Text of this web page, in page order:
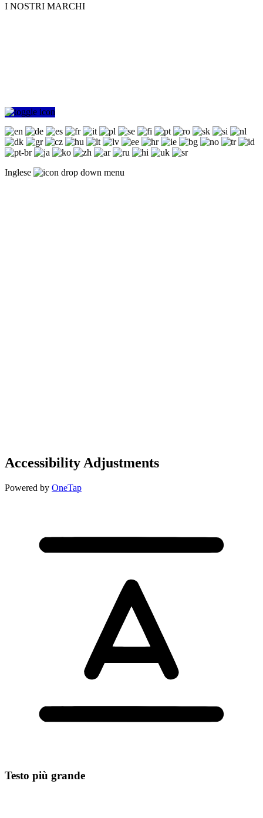
I NOSTRI MARCHI
Inglese
Accessibility Adjustments
Powered by OneTap
Testo più grande